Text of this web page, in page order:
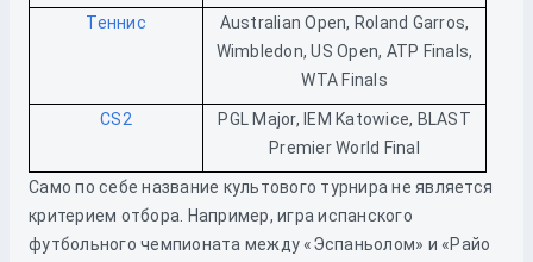
Теннис
Australian Open, Roland Garros,
Wimbledon, US Open, ATP Finals,
WTA Finals
CS2
PGL Major, IEM Katowice, BLAST
Premier World Final
Само по себе название культового турнира не является
критерием отбора. Например, игра испанского
футбольного чемпионата между «Эспаньолом» и «Райо